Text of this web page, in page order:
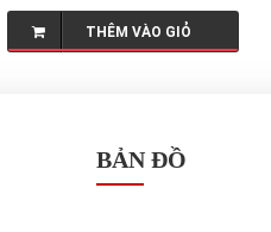
THÊM VÀO GIỎ
BẢN ĐỒ